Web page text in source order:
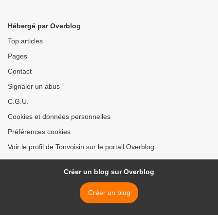
Hébergé par Overblog
Top articles
Pages
Contact
Signaler un abus
C.G.U.
Cookies et données personnelles
Préférences cookies
Voir le profil de Tonvoisin sur le portail Overblog
Créer un blog sur Overblog
Créer un blog